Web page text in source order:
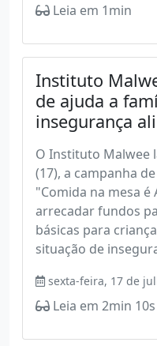
Leia em 1min
Instituto
de ajuda a
insegurança
O Instituto Malwee
(17), a campanha
"Comida na mesa
arrecadar fundos
básicas para
situação de
sexta-feira, 17 de
Leia em 2min 10s